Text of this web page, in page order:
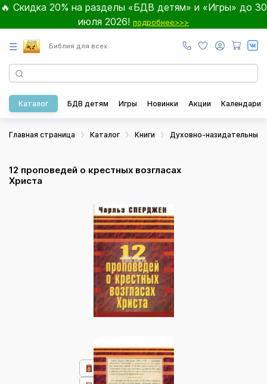
🔥 Скидка 20% на разделы «БДВ детям» и «Игры» до 30
июля 2026! подробнее>>>
☰ Библия для всех
Каталог БДВ детям Игры Новинки Акции Календари
Главная страница Каталог Книги Духовно-назидательные
12 проповедей о крестных возгласах
Христа